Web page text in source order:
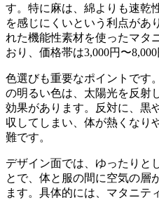
す。特に麻は、綿よりも速乾
を感じにくいという利点があ
れた機能性素材を使ったマタ
おり、価格帯は3,000円〜
色選びも重要なポイントです。
の明るい色は、太陽光を反射
効果があります。反対に、黒
収してしまい、体が熱くなり
難です。
デザイン面では、ゆったりと
とで、体と服の間に空気の層
ます。具体的には、マタニテ